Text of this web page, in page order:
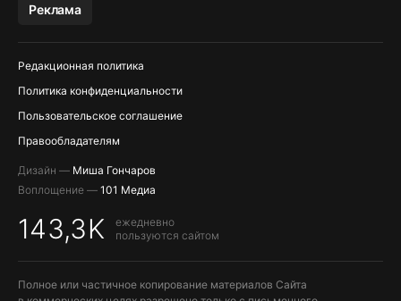
Реклама
Редакционная политика
Политика конфиденциальности
Пользовательское соглашение
Правообладателям
Дизайн — Миша Гончаров
Воплощение — 101 Медиа
143,3K
ежедневно
пользуются сайтом
Полное или частичное копирование материалов Сайта